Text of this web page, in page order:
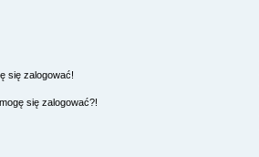
się zalogować!
się zalogować?!